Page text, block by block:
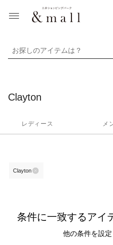
お探しのアイテムは？
Clayton
レディース メ
Clayton
条件に一致するアイ
他の条件を設定